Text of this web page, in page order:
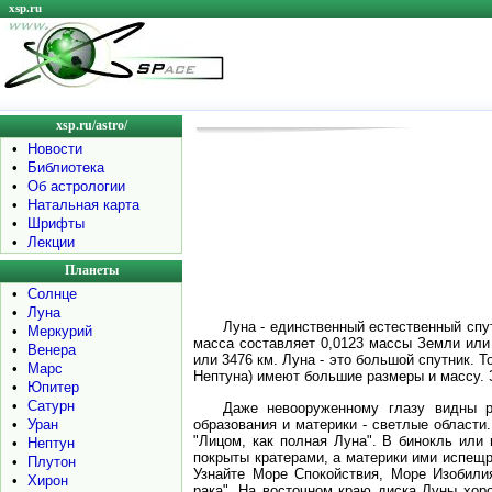
xsp.ru
xsp.ru/astro/
•
Новости
•
Библиотека
•
Об астрологии
•
Натальная карта
•
Шрифты
•
Лекции
Планеты
•
Солнце
•
Луна
•
Меркурий
•
Венера
•
Марс
•
Юпитер
•
Сатурн
•
Уран
•
Нептун
•
Плутон
•
Хирон
Луна - единственный естественный
масса составляет 0,0123 массы Земли
или 3476 км. Луна - это большой спутник.
Нептуна) имеют большие размеры и
Даже невооруженному глазу
образования и материки - светлые
"Лицом, как полная Луна". В бинокль или
покрыты кратерами, а материки ими
Узнайте Море Спокойствия, Море